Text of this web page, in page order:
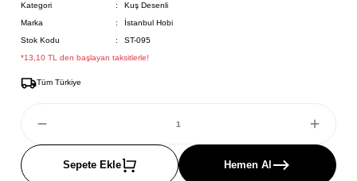
Kategori
Kuş Desenli
Marka
İstanbul Hobi
Stok Kodu
ST-095
*13,10 TL den başlayan taksitlerle!
Tüm Türkiye
Sepete Ekle Hemen Al